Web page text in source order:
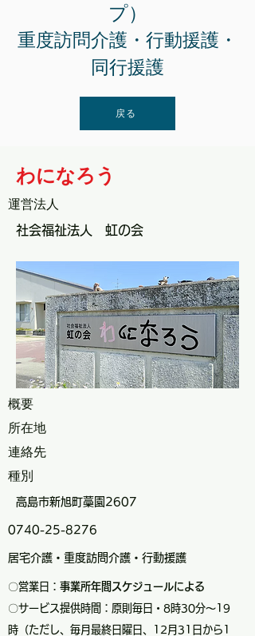
プ）
重度訪問介護・行動援護・
同行援護
戻る
わになろう
運営法人
社会福祉法人 虹の会
概要
所在地
連絡先
種別
高島市新旭町藁園2607
0740-25-8276
居宅介護・重度訪問介護・行動援護
〇営業日： 事業所年間スケジュールによる
〇サービス提供時間：原則毎日・8時30分～19
時（ただし、毎月最終日曜日、12月31日から1